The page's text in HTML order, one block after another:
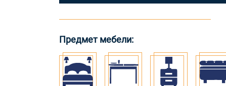
Предмет мебели: